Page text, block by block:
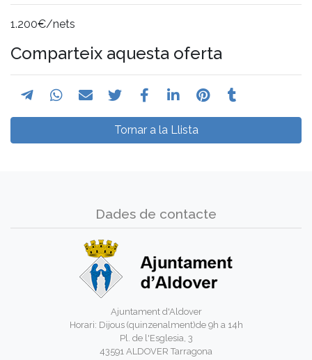
1.200€/nets
Comparteix aquesta oferta
Tornar a la Llista
Dades de contacte
Ajuntament d'Aldover
Horari: Dijous (quinzenalment)de 9h a 14h
Pl. de l'Esglesia, 3
43591 ALDOVER Tarragona